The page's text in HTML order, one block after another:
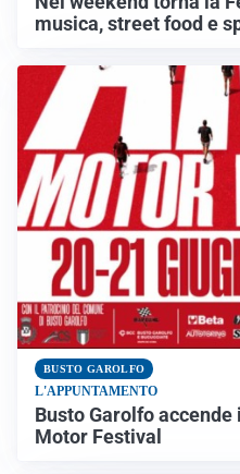
musica, street food e
BUSTO GAROLFO
L'APPUNTAMENTO
Busto Garolfo
Motor Festival